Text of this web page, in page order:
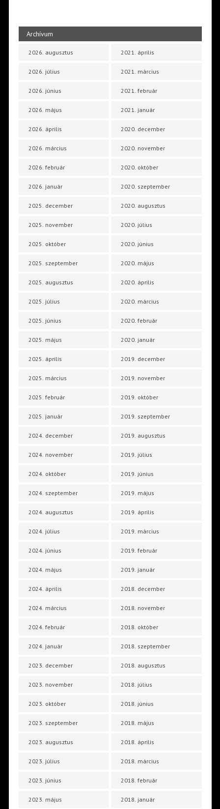
Archívum
2026. augusztus
2026. július
2026. június
2026. május
2026. április
2026. március
2026. február
2026. január
2025. december
2025. november
2025. október
2025. szeptember
2025. augusztus
2025. július
2025. június
2025. május
2025. április
2025. március
2025. február
2025. január
2024. december
2024. november
2024. október
2024. szeptember
2024. augusztus
2024. július
2024. június
2024. május
2024. április
2024. március
2024. február
2024. január
2023. december
2023. november
2023. október
2023. szeptember
2023. augusztus
2023. július
2023. június
2023. május
2021. április
2021. március
2021. február
2021. január
2020. december
2020. november
2020. október
2020. szeptember
2020. augusztus
2020. július
2020. június
2020. május
2020. április
2020. március
2020. február
2020. január
2019. december
2019. november
2019. október
2019. szeptember
2019. augusztus
2019. július
2019. június
2019. május
2019. április
2019. március
2019. február
2019. január
2018. december
2018. november
2018. október
2018. szeptember
2018. augusztus
2018. július
2018. június
2018. május
2018. április
2018. március
2018. február
2018. január